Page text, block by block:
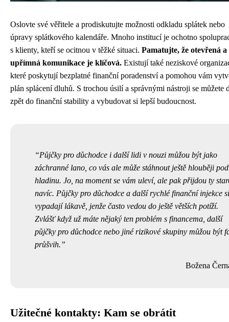
Oslovte své věřitele a prodiskutujte možnosti odkladu splátek nebo
úpravy splátkového kalendáře. Mnoho institucí je ochotno
s klienty, kteří se ocitnou v těžké situaci. Pamatujte, že otevřená a
upřímná komunikace je klíčová. Existují také neziskové
které poskytují bezplatné finanční poradenství a pomohou vám
plán splácení dluhů. S trochou úsilí a správnými nástroji se můžete
zpět do finanční stability a vybudovat si lepší budoucnost.
Půjčky pro důchodce i další lidi v nouzi můžou být jako
záchranné lano, co vás ale může stáhnout ještě hlouběji pod
hladinu. Jo, na moment se vám uleví, ale pak přijdou ty
navíc. Půjčky pro důchodce a další rychlé finanční injekce
vypadají lákavě, jenže často vedou do ještě větších potíží.
Zvlášť když už máte nějaký ten problém s financema, další
půjčky pro důchodce nebo jiné rizikové skupiny můžou být
průšvih.
Božena
Užitečné kontakty: Kam se obrátit